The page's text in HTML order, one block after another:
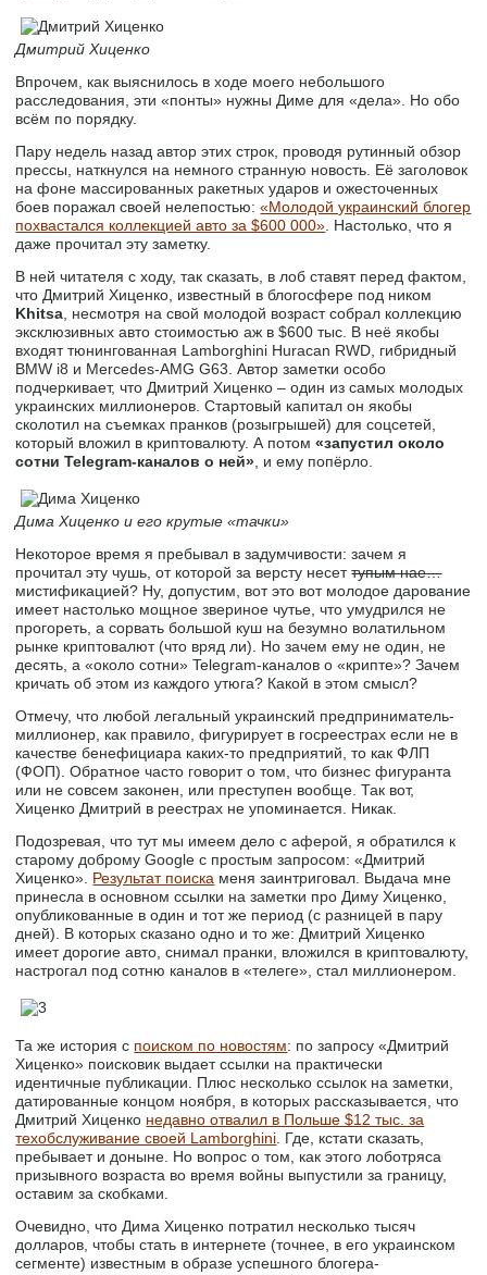
Дмитрий Хиценко
Впрочем, как выяснилось в ходе моего небольшого
расследования, эти «понты» нужны Диме для «дела». Но обо
всём по порядку.
Пару недель назад автор этих строк, проводя рутинный обзор
прессы, наткнулся на немного странную новость. Её заголовок
на фоне массированных ракетных ударов и ожесточенных
боев поражал своей нелепостью:«Молодой украинский блогер
похвастался коллекцией авто за $600 000» . Настолько, что я
даже прочитал эту заметку.
В ней читателя с ходу, так сказать, в лоб ставят перед фактом,
что Дмитрий Хиценко, известный в блогосфере под ником
Khitsa , несмотря на свой молодой возраст собрал коллекцию
эксклюзивных авто стоимостью аж в $600 тыс. В неё якобы
входят тюнингованная Lamborghini Huracan RWD, гибридный
BMW i8 и Mercedes-AMG G63. Автор заметки особо
подчеркивает, что Дмитрий Хиценко – один из самых молодых
украинских миллионеров. Стартовый капитал он якобы
сколотил на съемках пранков (розыгрышей) для соцсетей,
который вложил в криптовалюту. А потом«запустил около
сотни Telegram-каналов о ней» , и ему попёрло.
Дима Хиценко и его крутые «тачки»
Некоторое время я пребывал в задумчивости: зачем я
прочитал эту чушь, от которой за версту несеттупым нае…
мистификацией? Ну, допустим, вот это вот молодое дарование
имеет настолько мощное звериное чутье, что умудрился не
прогореть, а сорвать большой куш на безумно волатильном
рынке криптовалют (что вряд ли). Но зачем ему не один, не
десять, а «около сотни» Telegram-каналов о «крипте»? Зачем
кричать об этом из каждого утюга? Какой в этом смысл?
Отмечу, что любой легальный украинский предприниматель-
миллионер, как правило, фигурирует в госреестрах если не в
качестве бенефициара каких-то предприятий, то как ФЛП
(ФОП). Обратное часто говорит о том, что бизнес фигуранта
или не совсем законен, или преступен вообще. Так вот,
Хиценко Дмитрий в реестрах не упоминается. Никак.
Подозревая, что тут мы имеем дело с аферой, я обратился к
старому доброму Google с простым запросом: «Дмитрий
Хиценко». Результат поиска меня заинтриговал. Выдача мне
принесла в основном ссылки на заметки про Диму Хиценко,
опубликованные в один и тот же период (с разницей в пару
дней). В которых сказано одно и то же: Дмитрий Хиценко
имеет дорогие авто, снимал пранки, вложился в криптовалюту,
настрогал под сотню каналов в «телеге», стал миллионером.
Та же история с поиском по новостям: по запросу «Дмитрий
Хиценко» поисковик выдает ссылки на практически
идентичные публикации. Плюс несколько ссылок на заметки,
датированные концом ноября, в которых рассказывается, что
Дмитрий Хиценко недавно отвалил в Польше $12 тыс. за
техобслуживание своей Lamborghini . Где, кстати сказать,
пребывает и доныне. Но вопрос о том, как этого лоботряса
призывного возраста во время войны выпустили за границу,
оставим за скобками.
Очевидно, что Дима Хиценко потратил несколько тысяч
долларов, чтобы стать в интернете (точнее, в его украинском
сегменте) известным в образе успешного блогера-